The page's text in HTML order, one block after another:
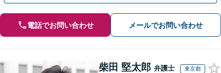
電話でお問い合わせ メールでお問い合わせ
柴田 堅太郎 弁護士 東京都